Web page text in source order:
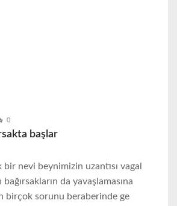
0
başlar
nevi beynimizin uzantısı vagal
da yavaşlamasına
birçok sorunu beraberinde ge